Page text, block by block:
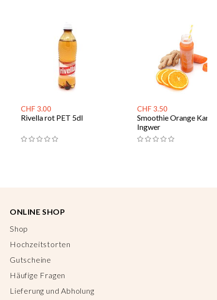
CHF 3.00
Rivella rot PET 5dl
CHF 3.50
Smoothie Orange
Ingwer
ONLINE SHOP
Shop
Hochzeitstorten
Gutscheine
Häufige Fragen
Lieferung und Abholung